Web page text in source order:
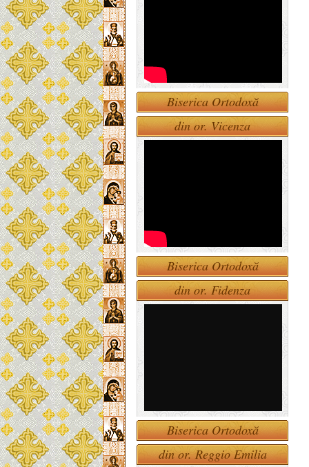
Biserica Ortodoxă
din or. Vicenza
Biserica Ortodoxă
din or. Fidenza
Biserica Ortodoxă
din or. Reggio Emilia